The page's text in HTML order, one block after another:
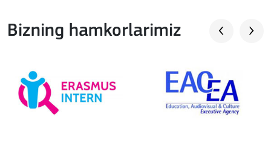
Bizning hamkorlarimiz